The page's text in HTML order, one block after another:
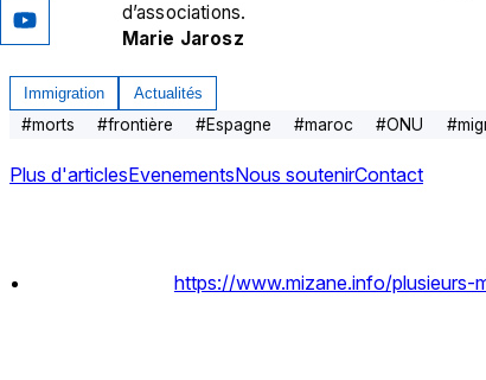
d’associations.
Marie Jarosz
Immigration Actualités
#morts #frontière #Espagne #maroc #ONU #
Plus d'articlesEvenementsNous soutenirContact
https://www.mizane.info/